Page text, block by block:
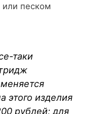
или песком
таки
этого изделия
рублей; для